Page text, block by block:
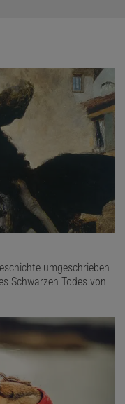
umgeschrieben
Schwarzen Todes von